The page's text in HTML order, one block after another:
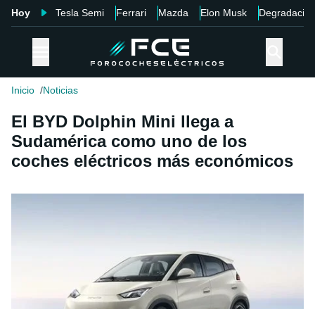
Hoy Tesla Semi Ferrari Mazda Elon Musk Degradación
Inicio Noticias
El BYD Dolphin Mini llega a
Sudamérica como uno de los
coches eléctricos más económicos